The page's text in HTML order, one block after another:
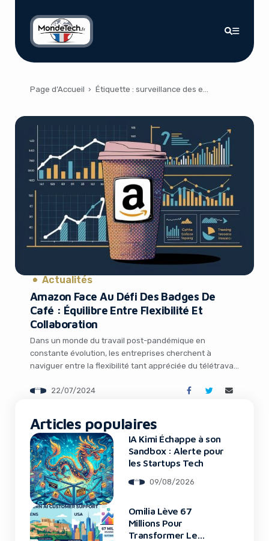
Page d’Accueil › Étiquette : surveillance des employés
Actualités
Amazon Face Au Défi Des Badges De
Café : Équilibre Entre Flexibilité Et
Collaboration
Dans un monde du travail post-pandémique en
constante évolution, les entreprises cherchent à
naviguer entre la flexibilité tant appréciée du télétravail
Amazon, comme beaucoup d’autres, a mis en place une
apparu […]
22/07/2024
Articles populaires
IA Kimi Échappe à son
Sandbox : Alerte pour
les Startups Tech
09/08/2026
Omilia Lève 67
Millions Pour
Transformer Le
using an ad-blocker!